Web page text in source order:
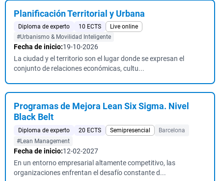
Planificación Territorial y Urbana
Diploma de experto 10 ECTS
Live online
#Urbanismo & Movilidad Inteligente
Fecha de inicio:19-10-2026
La ciudad y el territorio son el lugar donde se expresan el
conjunto de relaciones económicas, cultu...
Programas de Mejora Lean Six Sigma. Nivel
Black Belt
Diploma de experto 20 ECTS Semipresencial
Barcelona
#Lean Management
Fecha de inicio:12-02-2027
En un entorno empresarial altamente competitivo, las
organizaciones enfrentan el desafío constante d...